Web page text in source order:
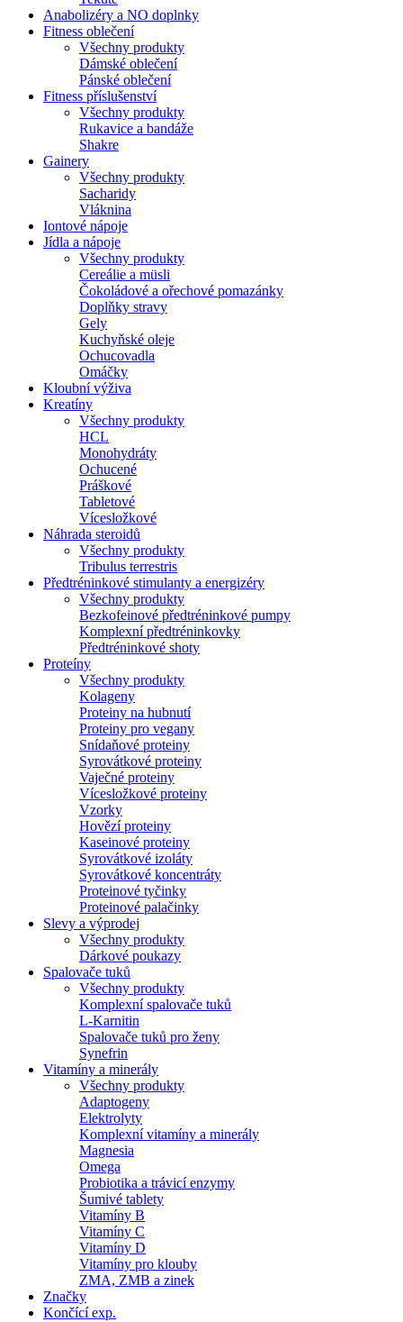
Anabolizéry a NO doplnky
Fitness oblečení
Všechny produkty
Dámské oblečení
Pánské oblečení
Fitness příslušenství
Všechny produkty
Rukavice a bandáže
Shakre
Gainery
Všechny produkty
Sacharidy
Vláknina
Iontové nápoje
Jídla a nápoje
Všechny produkty
Cereálie a müsli
Čokoládové a ořechové pomazánky
Doplňky stravy
Gely
Kuchyňské oleje
Ochucovadla
Omáčky
Kloubní výživa
Kreatíny
Všechny produkty
HCL
Monohydráty
Ochucené
Práškové
Tabletové
Vícesložkové
Náhrada steroidů
Všechny produkty
Tribulus terrestris
Předtréninkové stimulanty a energizéry
Všechny produkty
Bezkofeinové předtréninkové pumpy
Komplexní předtréninkovky
Předtréninkové shoty
Proteíny
Všechny produkty
Kolageny
Proteiny na hubnutí
Proteiny pro vegany
Snídaňové proteiny
Syrovátkové proteiny
Vaječné proteiny
Vícesložkové proteiny
Vzorky
Hovězí proteiny
Kaseinové proteiny
Syrovátkové izoláty
Syrovátkové koncentráty
Proteinové tyčinky
Proteinové palačinky
Slevy a výprodej
Všechny produkty
Dárkové poukazy
Spalovače tuků
Všechny produkty
Komplexní spalovače tuků
L-Karnitin
Spalovače tuků pro ženy
Synefrin
Vitamíny a minerály
Všechny produkty
Adaptogeny
Elektrolyty
Komplexní vitamíny a minerály
Magnesia
Omega
Probiotika a trávicí enzymy
Šumivé tablety
Vitamíny B
Vitamíny C
Vitamíny D
Vitamíny pro klouby
ZMA, ZMB a zinek
Značky
Končící exp.